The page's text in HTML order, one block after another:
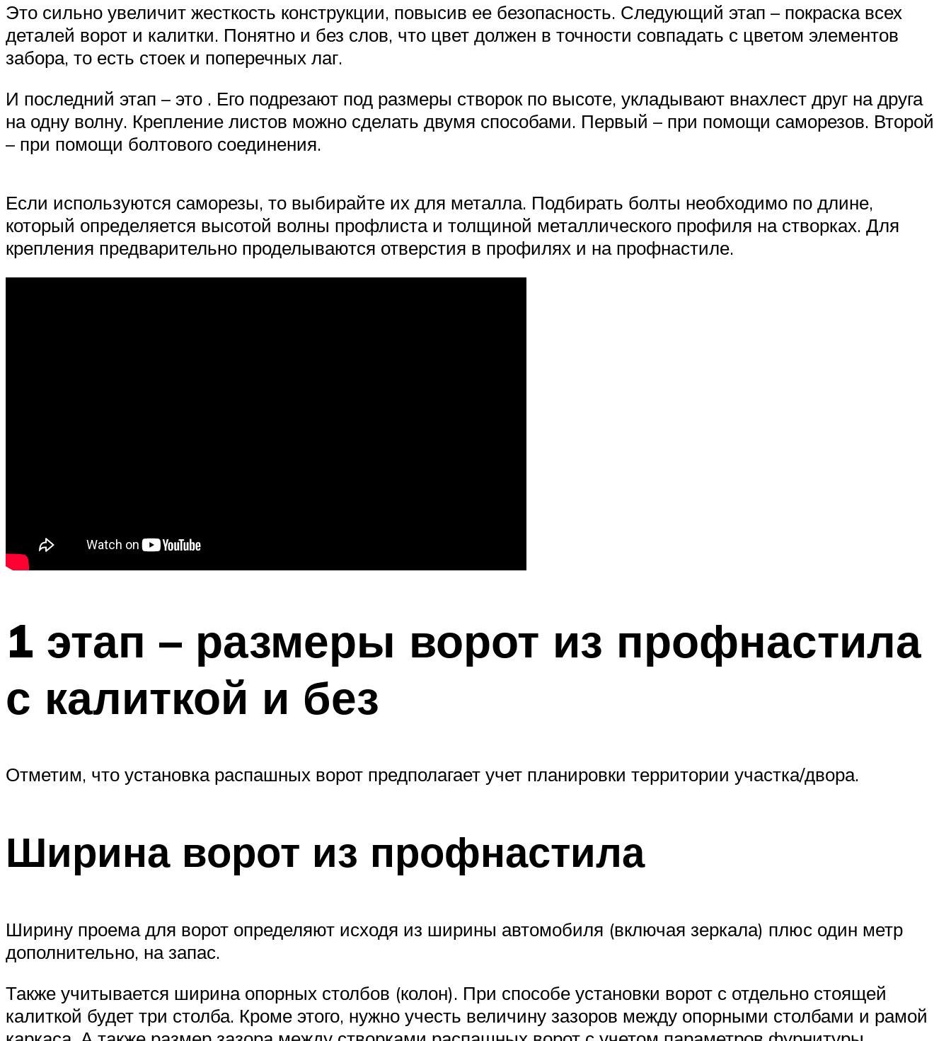
Это сильно увеличит жесткость конструкции, повысив ее безопасность. Следующий этап – покраска всех
деталей ворот и калитки. Понятно и без слов, что цвет должен в точности совпадать с цветом элементов
забора, то есть стоек и поперечных лаг.
И последний этап – это . Его подрезают под размеры створок по высоте, укладывают внахлест друг на друга
на одну волну. Крепление листов можно сделать двумя способами. Первый – при помощи саморезов. Второй
– при помощи болтового соединения.
Если используются саморезы, то выбирайте их для металла. Подбирать болты необходимо по длине,
который определяется высотой волны профлиста и толщиной металлического профиля на створках. Для
крепления предварительно проделываются отверстия в профилях и на профнастиле.
1 этап – размеры ворот из профнастила
с калиткой и без
Отметим, что установка распашных ворот предполагает учет планировки территории участка/двора.
Ширина ворот из профнастила
Ширину проема для ворот определяют исходя из ширины автомобиля (включая зеркала) плюс один метр
дополнительно, на запас.
Также учитывается ширина опорных столбов (колон). При способе установки ворот с отдельно стоящей
калиткой будет три столба. Кроме этого, нужно учесть величину зазоров между опорными столбами и рамой